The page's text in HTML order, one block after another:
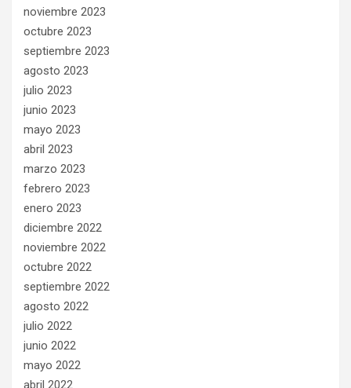
noviembre 2023
octubre 2023
septiembre 2023
agosto 2023
julio 2023
junio 2023
mayo 2023
abril 2023
marzo 2023
febrero 2023
enero 2023
diciembre 2022
noviembre 2022
octubre 2022
septiembre 2022
agosto 2022
julio 2022
junio 2022
mayo 2022
abril 2022